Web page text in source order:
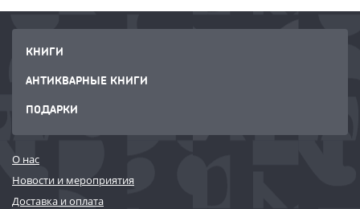
КНИГИ
АНТИКВАРНЫЕ КНИГИ
ПОДАРКИ
О нас
Новости и мероприятия
Доставка и оплата